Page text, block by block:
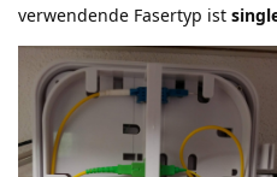
verwendende Fasertyp ist